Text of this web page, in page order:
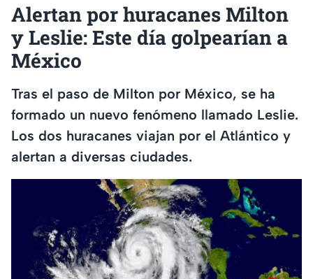
Alertan por huracanes Milton
y Leslie: Este día golpearían a
México
Tras el paso de Milton por México, se ha
formado un nuevo fenómeno llamado Leslie.
Los dos huracanes viajan por el Atlántico y
alertan a diversas ciudades.